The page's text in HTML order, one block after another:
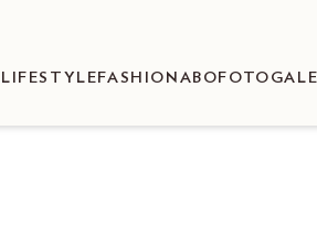
LIFESTYLEFASHION ABO